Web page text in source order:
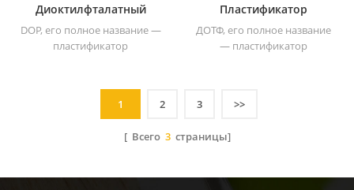
Диоктилфталатный
пластификатор общего
назначения
DOP, его полное название —
пластификатор
Пластификатор
диоктилтерефталата
DOTP
ДОТФ, его полное название
— пластификатор
1 2 3 >>
[ Всего 3страницы]